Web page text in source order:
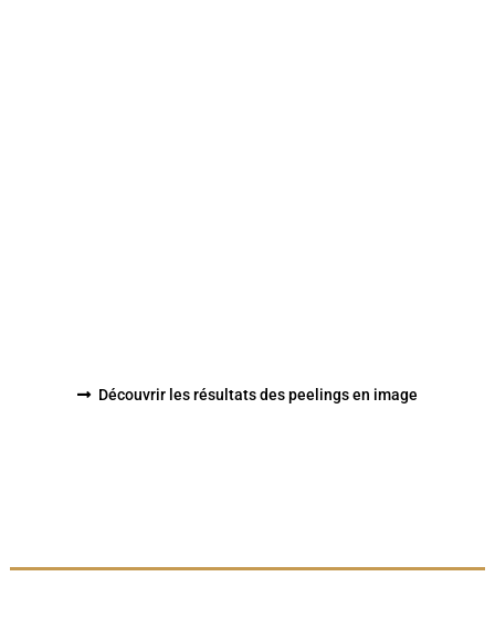
Découvrir les résultats des peelings en image